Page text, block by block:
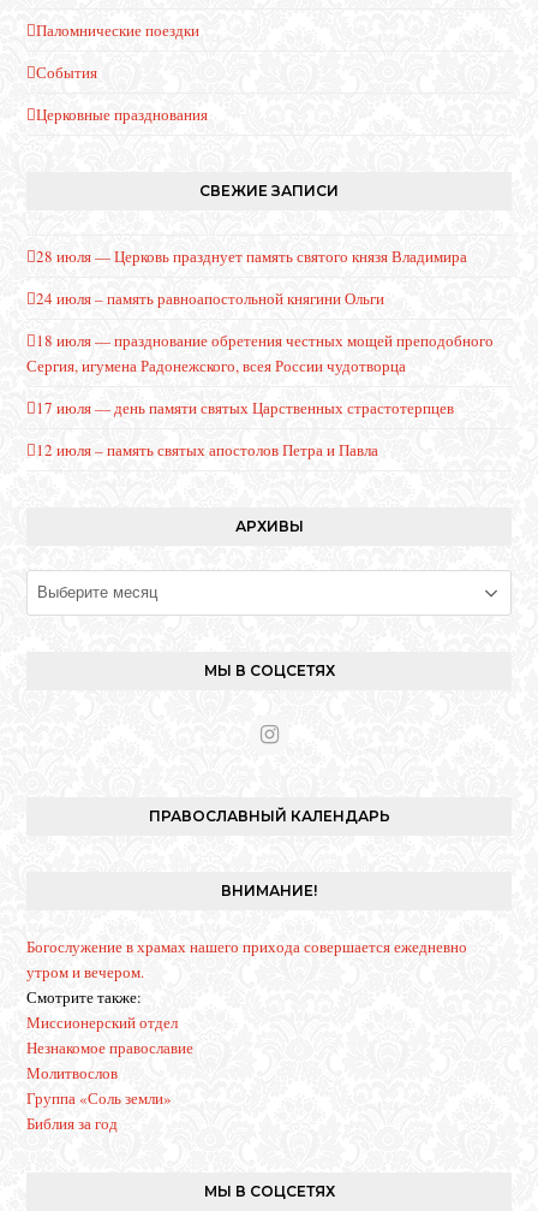
Паломнические поездки
События
Церковные празднования
СВЕЖИЕ ЗАПИСИ
28 июля — Церковь празднует память святого князя Владимира
24 июля – память равноапостольной княгини Ольги
18 июля — празднование обретения честных мощей преподобного
Сергия, игумена Радонежского, всея России чудотворца
17 июля — день памяти святых Царственных страстотерпцев
12 июля – память святых апостолов Петра и Павла
АРХИВЫ
Архивы
МЫ В СОЦСЕТЯХ
I
t
a
ПРАВОСЛАВНЫЙ КАЛЕНДАРЬ
ВНИМАНИЕ!
Богослужение в храмах нашего прихода совершается ежедневно
утром и вечером.
Смотрите также:
Миссионерский отдел
Незнакомое православие
Молитвослов
Группа «Соль земли»
Библия за год
МЫ В СОЦСЕТЯХ